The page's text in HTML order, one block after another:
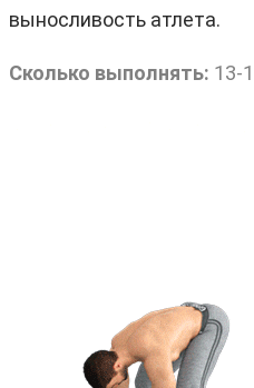
выносливость атлета.
Сколько выполнять: 13-